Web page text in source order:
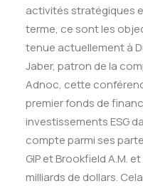
activités stratégiques
terme, ce sont les
tenue actuellement à
Jaber, patron de la
Adnoc, cette
premier fonds de
investissements ESG
compte parmi ses
GIP et Brookfield A.M.
milliards de dollars.